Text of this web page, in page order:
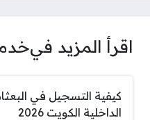
اقرأ المزيد في
كيفية التسجيل في
الداخلية الكويت 2026